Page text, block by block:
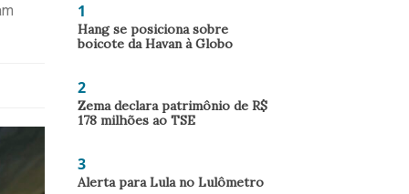
1
Hang se posiciona sobre
boicote da Havan à Globo
2
Zema declara patrimônio de R$
178 milhões ao TSE
3
Alerta para Lula no Lulômetro